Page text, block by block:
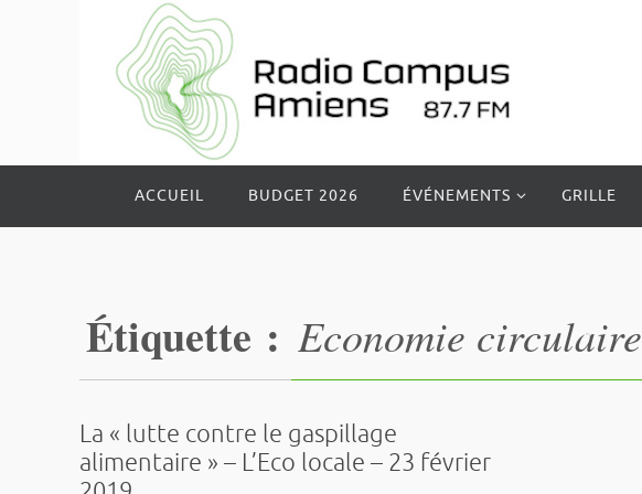
le
ACCUEIL BUDGET 2026 ÉVÉNEMENTS GRILLE
Étiquette : Economie circulaire
La « lutte contre le gaspillage
alimentaire » – L’Eco locale – 23 février